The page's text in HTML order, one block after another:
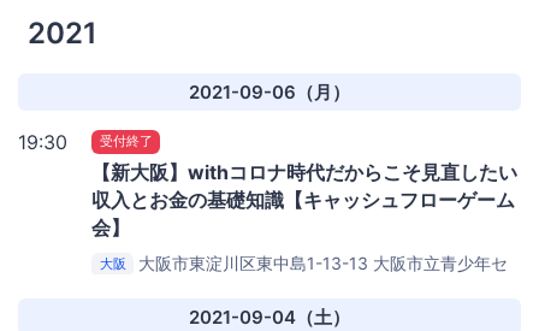
2021
2021-09-06（月）
19:30 受付終了
【新大阪】withコロナ時代だからこそ見直したい
収入とお金の基礎知識【キャッシュフローゲーム
会】
大阪 大阪市東淀川区東中島1-13-13 大阪市立青少年セ
2021-09-04（土）